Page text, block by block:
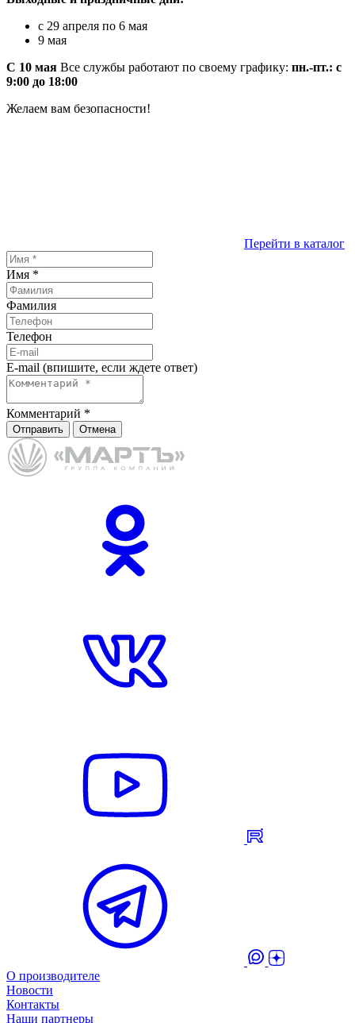
с 29 апреля по 6 мая
9 мая
С 10 мая Все службы работают по своему графику: пн.-пт.: с
9:00 до 18:00
Желаем вам безопасности!
Перейти в каталог
Имя *
Фамилия
Телефон
E-mail (впишите, если ждете ответ)
Комментарий *
Отправить Отмена
О производителе
Новости
Контакты
Наши партнеры